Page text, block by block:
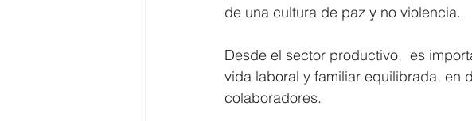
de una cultura de paz y no violencia.
Desde el sector productivo,  es
vida laboral y familiar equilibrada, en
colaboradores.